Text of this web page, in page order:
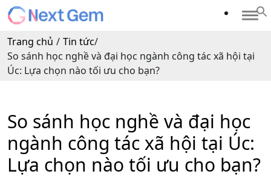
Trang chủ / Tin tức/
So sánh học nghề và đại học ngành công tác xã hội tại
Úc: Lựa chọn nào tối ưu cho bạn?
So sánh học nghề và đại học
ngành công tác xã hội tại Úc:
Lựa chọn nào tối ưu cho bạn?